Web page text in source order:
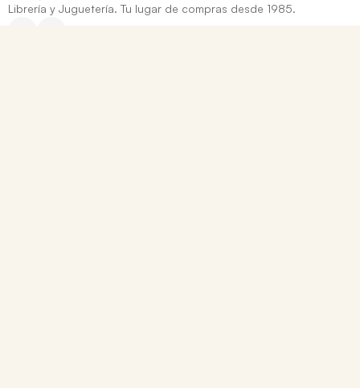
Librería y Juguetería. Tu lugar de compras desde 1985.